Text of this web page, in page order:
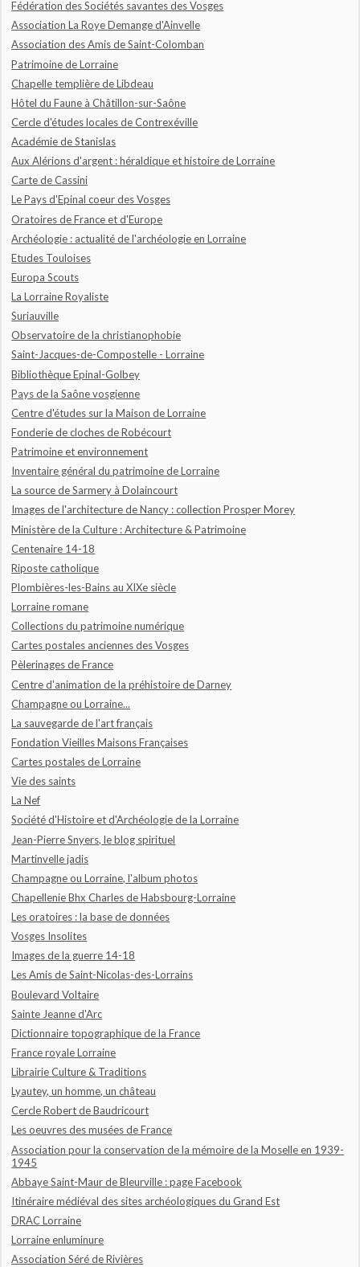
Fédération des Sociétés savantes des Vosges
Association La Roye Demange d'Ainvelle
Association des Amis de Saint-Colomban
Patrimoine de Lorraine
Chapelle templière de Libdeau
Hôtel du Faune à Châtillon-sur-Saône
Cercle d'études locales de Contrexéville
Académie de Stanislas
Aux Alérions d'argent : héraldique et histoire de Lorraine
Carte de Cassini
Le Pays d'Epinal coeur des Vosges
Oratoires de France et d'Europe
Archéologie : actualité de l'archéologie en Lorraine
Etudes Touloises
Europa Scouts
La Lorraine Royaliste
Suriauville
Observatoire de la christianophobie
Saint-Jacques-de-Compostelle - Lorraine
Bibliothèque Epinal-Golbey
Pays de la Saône vosgienne
Centre d'études sur la Maison de Lorraine
Fonderie de cloches de Robécourt
Patrimoine et environnement
Inventaire général du patrimoine de Lorraine
La source de Sarmery à Dolaincourt
Images de l'architecture de Nancy : collection Prosper Morey
Ministère de la Culture : Architecture & Patrimoine
Centenaire 14-18
Riposte catholique
Plombières-les-Bains au XIXe siècle
Lorraine romane
Collections du patrimoine numérique
Cartes postales anciennes des Vosges
Pèlerinages de France
Centre d'animation de la préhistoire de Darney
Champagne ou Lorraine...
La sauvegarde de l'art français
Fondation Vieilles Maisons Françaises
Cartes postales de Lorraine
Vie des saints
La Nef
Société d'Histoire et d'Archéologie de la Lorraine
Jean-Pierre Snyers, le blog spirituel
Martinvelle jadis
Champagne ou Lorraine, l'album photos
Chapellenie Bhx Charles de Habsbourg-Lorraine
Les oratoires : la base de données
Vosges Insolites
Images de la guerre 14-18
Les Amis de Saint-Nicolas-des-Lorrains
Boulevard Voltaire
Sainte Jeanne d'Arc
Dictionnaire topographique de la France
France royale Lorraine
Librairie Culture & Traditions
Lyautey, un homme, un château
Cercle Robert de Baudricourt
Les oeuvres des musées de France
Association pour la conservation de la mémoire de la Moselle en 1939-
1945
Abbaye Saint-Maur de Bleurville : page Facebook
Itinéraire médiéval des sites archéologiques du Grand Est
DRAC Lorraine
Lorraine enluminure
Association Séré de Rivières